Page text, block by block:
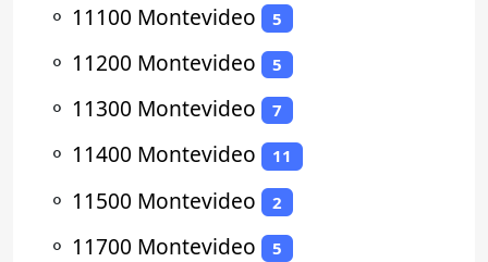
⚬ 11100 Montevideo 5
⚬ 11200 Montevideo 5
⚬ 11300 Montevideo 7
⚬ 11400 Montevideo 11
⚬ 11500 Montevideo 2
⚬ 11700 Montevideo 5